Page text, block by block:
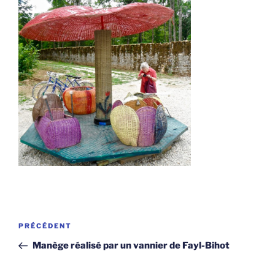
Navigation
l’article
Article
précédent
PRÉCÉDENT
Manège réalisé par un vannier de Fayl-Bihot